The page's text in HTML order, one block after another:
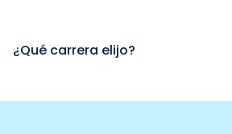
¿Qué carrera elijo?